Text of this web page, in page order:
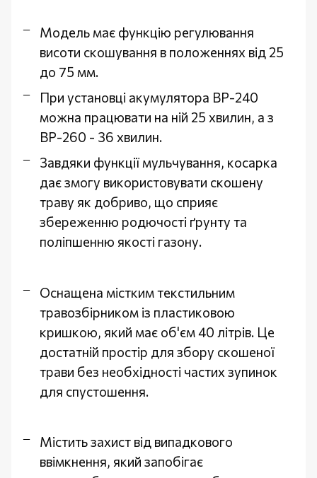
Модель має функцію регулювання
висоти скошування в положеннях від 25
до 75 мм.
При установці акумулятора BP-240
можна працювати на ній 25 хвилин, а з
BP-260 - 36 хвилин.
Завдяки функції мульчування, косарка
дає змогу використовувати скошену
траву як добриво, що сприяє
збереженню родючості ґрунту та
поліпшенню якості газону.
Оснащена містким текстильним
травозбірником із пластиковою
кришкою, який має об'єм 40 літрів. Це
достатній простір для збору скошеної
трави без необхідності частих зупинок
для спустошення.
Містить захист від випадкового
ввімкнення, який запобігає